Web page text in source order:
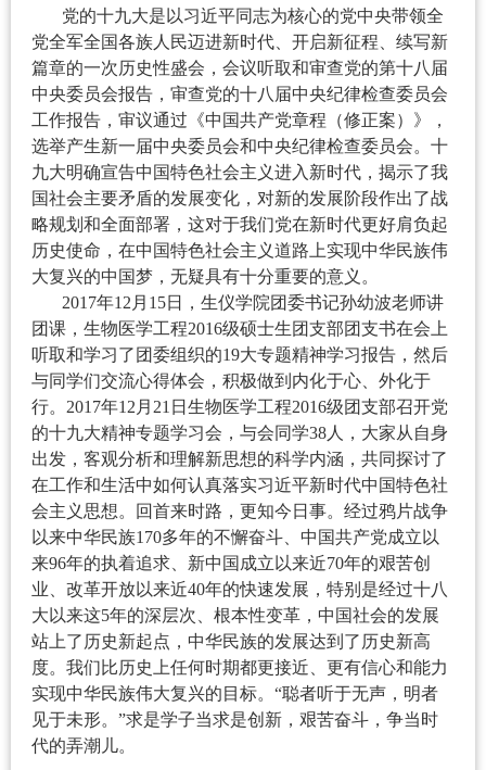
党的十九大是以习近平同志为核心的党中央带领全
党全军全国各族人民迈进新时代、开启新征程、续写新
篇章的一次历史性盛会，会议听取和审查党的第十八届
中央委员会报告，审查党的十八届中央纪律检查委员会
工作报告，审议通过《中国共产党章程（修正案）》，
选举产生新一届中央委员会和中央纪律检查委员会。十
九大明确宣告中国特色社会主义进入新时代，揭示了我
国社会主要矛盾的发展变化，对新的发展阶段作出了战
略规划和全面部署，这对于我们党在新时代更好肩负起
历史使命，在中国特色社会主义道路上实现中华民族伟
大复兴的中国梦，无疑具有十分重要的意义。
2017年12月15日，生仪学院团委书记孙幼波老师讲
团课，生物医学工程2016级硕士生团支部团支书在会上
听取和学习了团委组织的19大专题精神学习报告，然后
与同学们交流心得体会，积极做到内化于心、外化于
行。2017年12月21日生物医学工程2016级团支部召开党
的十九大精神专题学习会，与会同学38人，大家从自身
出发，客观分析和理解新思想的科学内涵，共同探讨了
在工作和生活中如何认真落实习近平新时代中国特色社
会主义思想。回首来时路，更知今日事。经过鸦片战争
以来中华民族170多年的不懈奋斗、中国共产党成立以
来96年的执着追求、新中国成立以来近70年的艰苦创
业、改革开放以来近40年的快速发展，特别是经过十八
大以来这5年的深层次、根本性变革，中国社会的发展
站上了历史新起点，中华民族的发展达到了历史新高
度。我们比历史上任何时期都更接近、更有信心和能力
实现中华民族伟大复兴的目标。“聪者听于无声，明者
见于未形。”求是学子当求是创新，艰苦奋斗，争当时
代的弄潮儿。